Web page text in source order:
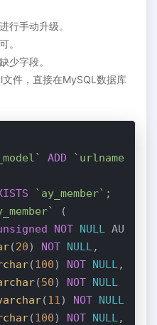
行手动升级。
。
少字段。
件，直接在MySQL数据库
ADD `urlname`
`ay_member`
NOT NULL
(20) NOT NULL
(100) NOT NULL
(50) NOT NULL
(11) NOT NULL
(100) NOT NULL